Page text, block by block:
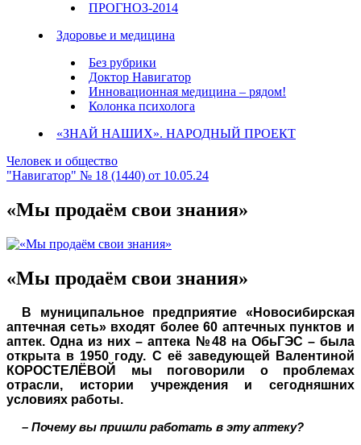
ПРОГНОЗ-2014
Здоровье и медицина
Без рубрики
Доктор Навигатор
Инновационная медицина – рядом!
Колонка психолога
«ЗНАЙ НАШИХ». НАРОДНЫЙ ПРОЕКТ
Человек и общество
"Навигатор" № 18 (1440) от 10.05.24
«Мы продаём свои знания»
«Мы продаём свои знания»
В муниципальное предприятие «Новосибирская
аптечная сеть» входят более 60 аптечных пунктов и
аптек. Одна из них – аптека №48 на ОбьГЭС – была
открыта в 1950 году. С её заведующей Валентиной
КОРОСТЕЛЁВОЙ мы поговорили о проблемах
отрасли, истории учреждения и сегодняшних
условиях работы.
– Почему вы пришли работать в эту аптеку?